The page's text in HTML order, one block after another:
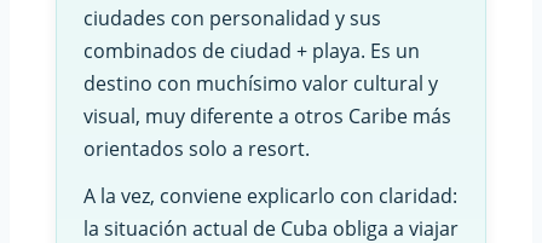
ciudades con personalidad y sus
combinados de ciudad + playa. Es un
destino con muchísimo valor cultural y
visual, muy diferente a otros Caribe más
orientados solo a resort.
A la vez, conviene explicarlo con claridad:
la situación actual de Cuba obliga a viajar